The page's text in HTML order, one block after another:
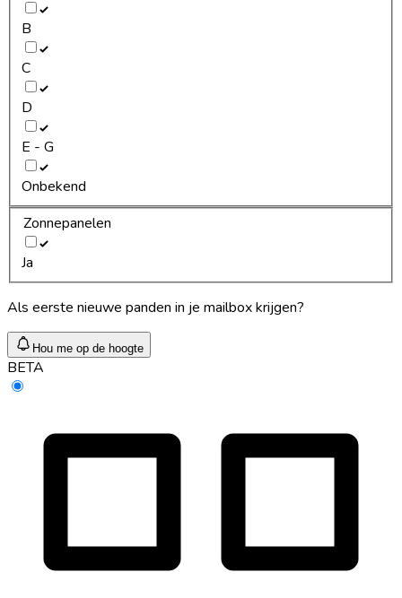
B
C
D
E - G
Onbekend
Zonnepanelen
Ja
Als eerste nieuwe panden in je mailbox krijgen?
Hou me op de hoogte
BETA